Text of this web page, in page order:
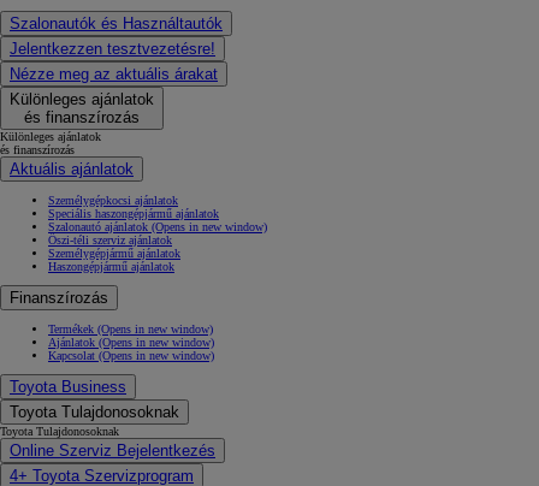
Szalonautók és Használtautók
Jelentkezzen tesztvezetésre!
Nézze meg az aktuális árakat
Különleges ajánlatok
és finanszírozás
Különleges ajánlatok
és finanszírozás
Aktuális ajánlatok
Személygépkocsi ajánlatok
Speciális haszongépjármű ajánlatok
Szalonautó ajánlatok (Opens in new window)
Őszi-téli szerviz ajánlatok
Személygépjármű ajánlatok
Haszongépjármű ajánlatok
Finanszírozás
Termékek (Opens in new window)
Ajánlatok (Opens in new window)
Kapcsolat (Opens in new window)
Toyota Business
Toyota Tulajdonosoknak
Toyota Tulajdonosoknak
Online Szerviz Bejelentkezés
4+ Toyota Szervizprogram